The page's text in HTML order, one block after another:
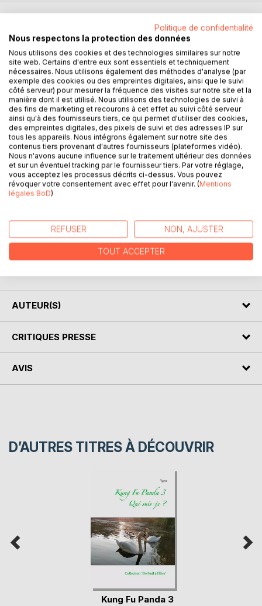
Tara et Michel commencent leur initiation, mais de lourdes
menaces pèsent sur leur Maître. Tandis que se révèle
l'aide inattendue de mystérieux inconnus, le Livre Sacré
continue de délivrer ses messages énigmatiques pour
guider nos jeunes héros lors de leur première épreuve, une
épreuve qui les mènera en Irlande. Échapperont-ils à leurs
ennemis ? Qui sont ces combattants de l’ombre ?
Désormais, leur recherche de connaissances sera liée à
une périlleuse enquête.
La suite romanesque « Kumpiy, le Livre sacré »
Avec la suite romanesque du Livre sacré, Ygrec nous
plonge dans une fiction initiatique où le fantastique
s’installe dans l’univers connu. Tara et Michel sont les
ils suivront la piste de fabuleux trésors en découvrant que
le plus beau des joyaux est à l’intérieur, ils chercheront, au
loin, ce qu’ils trouveront finalement, en eux-mêmes, ils
mèneront des combats qui leur permettront de reconnaître
AUTEUR(S)
CRITIQUES PRESSE
AVIS
D’AUTRES TITRES À DÉCOUVRIR
Kung Fu Panda 3
Politique de confidentialité
Nous respectons la protection des données
Nous utilisons des cookies et des technologies similaires sur notre
site web. Certains d'entre eux sont essentiels et techniquement
nécessaires. Nous utilisons également des méthodes d'analyse (par
exemple des cookies ou des empreintes digitales, ainsi que le suivi
côté serveur) pour mesurer la fréquence des visites sur notre site et la
manière dont il est utilisé. Nous utilisons des technologies de suivi à
des fins de marketing et recourons à cet effet au suivi côté serveur
ainsi qu'à des fournisseurs tiers, ce qui permet d'utiliser des cookies,
des empreintes digitales, des pixels de suivi et des adresses IP sur
tous les appareils. Nous intégrons également sur notre site des
contenus tiers provenant d'autres fournisseurs (plateformes vidéo).
Nous n'avons aucune influence sur le traitement ultérieur des données
et sur un éventuel tracking par le fournisseur tiers. Par votre réglage,
vous acceptez les processus décrits ci-dessus. Vous pouvez
révoquer votre consentement avec effet pour l'avenir. (Mentions
légales BoD)
REFUSER NON, AJUSTER
TOUT ACCEPTER